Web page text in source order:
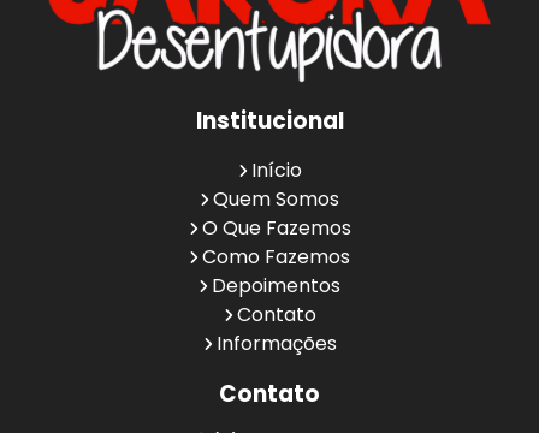
Institucional
Início
Quem Somos
O Que Fazemos
Como Fazemos
Depoimentos
Contato
Informações
Contato